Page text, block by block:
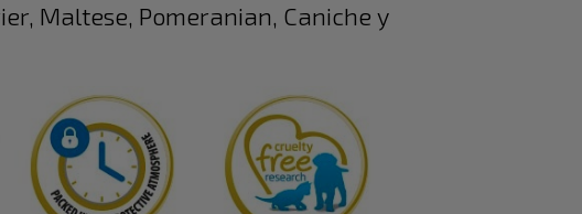
Maltese, Pomeranian, Caniche y